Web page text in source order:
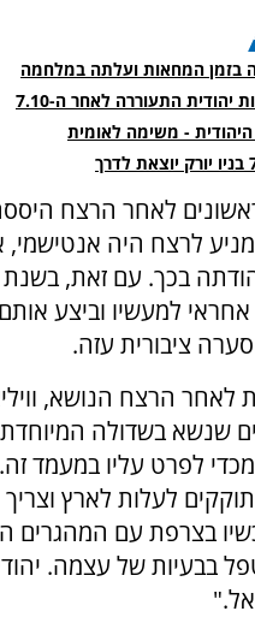
בזמן המחאות ועלתה במלחמה
יהודית התעוררה לאחר ה-7.10
היהודית - משימה לאומית
לאחר הרצח
לרצח היה
למעשיו וביצע
ציבורית עזה.
לאחר הרצח הנושא,
שנשא בשדולה
לפרט עליו במעמד זה.
לעלות לארץ וצריך
בצרפת עם המהגרים
בבעיות של עצמה.